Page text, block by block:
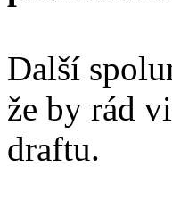
Další
že by rád
draftu.